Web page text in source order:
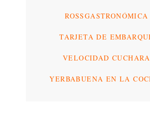
ROSSGASTRONÓMICA
TARJETA DE
VELOCIDAD CUCHARA
YERBABUENA EN LA